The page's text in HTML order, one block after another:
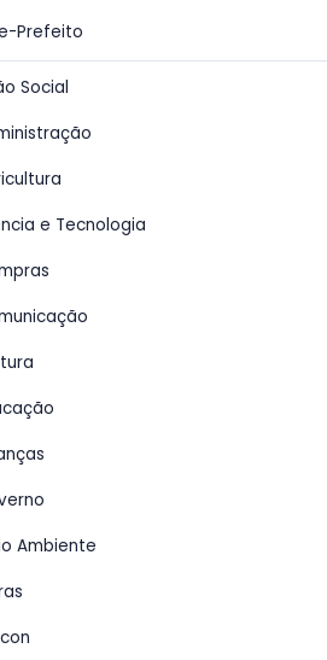
Prefeito
Social
e Tecnologia
Ambiente